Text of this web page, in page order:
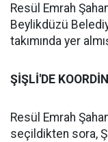
Resül Emrah
Beylikdüzü
takımında yer
ŞİŞLİ'DE
Resül Emrah
seçildikten sora,